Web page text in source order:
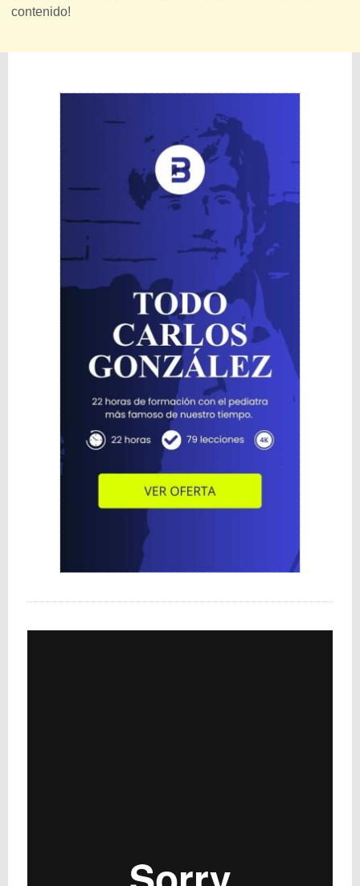
contenido!